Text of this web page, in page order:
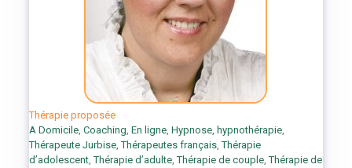
Thérapie proposée
A Domicile, Coaching, En ligne, Hypnose, hypnothérapie,
Thérapeute Jurbise,Thérapeutes français,Thérapie
d’adolescent,Thérapie d’adulte,Thérapie de couple,Thérapie de